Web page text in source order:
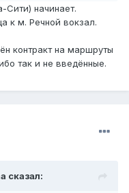
начинает.
к м. Речной вокзал.
контракт на маршруты
так и не введённые.
сказал: